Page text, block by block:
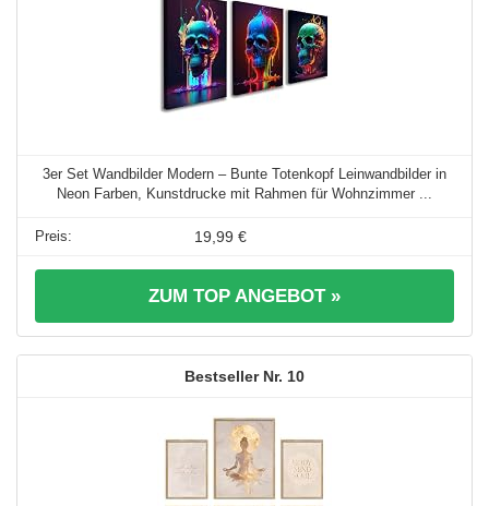
3er Set Wandbilder Modern – Bunte Totenkopf Leinwandbilder in
Neon Farben, Kunstdrucke mit Rahmen für Wohnzimmer ...
19,99 €
ZUM TOP ANGEBOT »
10